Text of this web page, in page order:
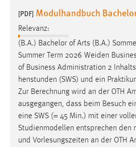
[PDF] Modulhandbuch
Relevanz:
(B.A.) Bachelor of Arts (B.A.)
Summer Term 2026 Weiden
of Business Administration 2
henstunden (SWS) und ein
Zur Berechnung wird an der OTH
ausgegangen, dass beim Besuch
eine SWS (= 45 Min.) mit einer
Studienmodellen entsprechen den
und Vorlesungszeiten an der OTH